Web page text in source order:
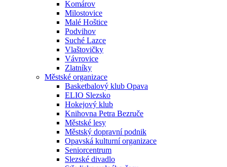
Komárov
Milostovice
Malé Hoštice
Podvihov
Suché Lazce
Vlaštovičky
Vávrovice
Zlatníky
Městské organizace
Basketbalový klub Opava
ELIO Slezsko
Hokejový klub
Knihovna Petra Bezruče
Městské lesy
Městský dopravní podnik
Opavská kulturní organizace
Seniorcentrum
Slezské divadlo